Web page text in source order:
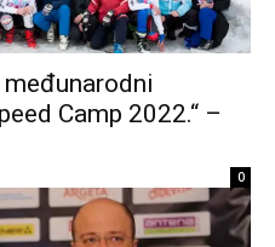
Camp 2022.“ –
0